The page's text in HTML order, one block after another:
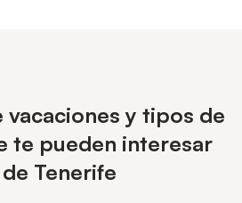
vacaciones y tipos de
te pueden interesar
Tenerife